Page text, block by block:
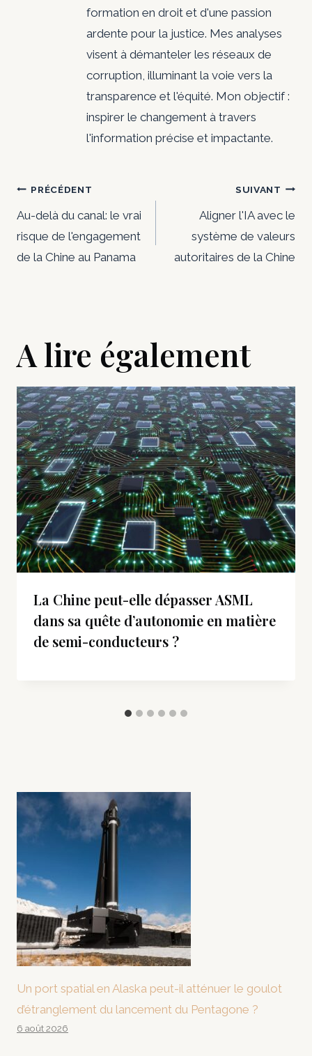
formation en droit et d'une passion
ardente pour la justice. Mes analyses
visent à démanteler les réseaux de
corruption, illuminant la voie vers la
transparence et l'équité. Mon objectif :
inspirer le changement à travers
l'information précise et impactante.
Navigation
de
l’article
PRÉCÉDENT
Au-delà du canal: le vrai
risque de l'engagement
de la Chine au Panama
SUIVANT
Aligner l'IA avec le
système de valeurs
autoritaires de la Chine
A lire également
La Chine peut-elle dépasser ASML
dans sa quête d’autonomie en matière
de semi-conducteurs ?
Un port spatial en Alaska peut-il atténuer le goulot
d’étranglement du lancement du Pentagone ?
6 août 2026